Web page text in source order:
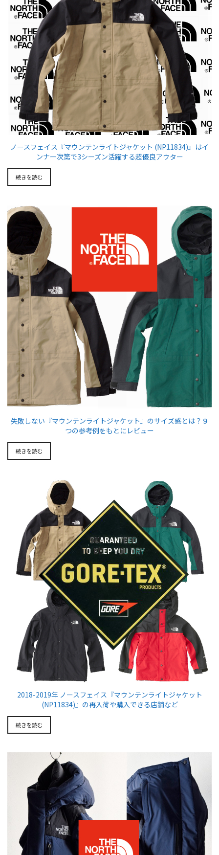
ノースフェイス『マウンテンライトジャケット (NP11834)』はイ
ンナー次第で3シーズン活躍する超優良アウター
続きを読む
失敗しない『マウンテンライトジャケット』のサイズ感とは？９
つの参考例をもとにレビュー
続きを読む
2018-2019年 ノースフェイス『マウンテンライトジャケット
(NP11834)』の再入荷や購入できる店舗など
続きを読む